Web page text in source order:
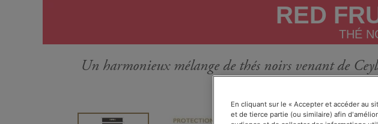
RED
THÉ
Un harmonieux mélange de thés noirs venant de
En cliquant sur le « Accepter et accéder au
et de tierce partie (ou similaire) afin